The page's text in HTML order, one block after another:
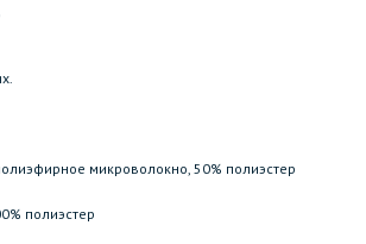
микроволокно, 50% полиэстер
полиэстер